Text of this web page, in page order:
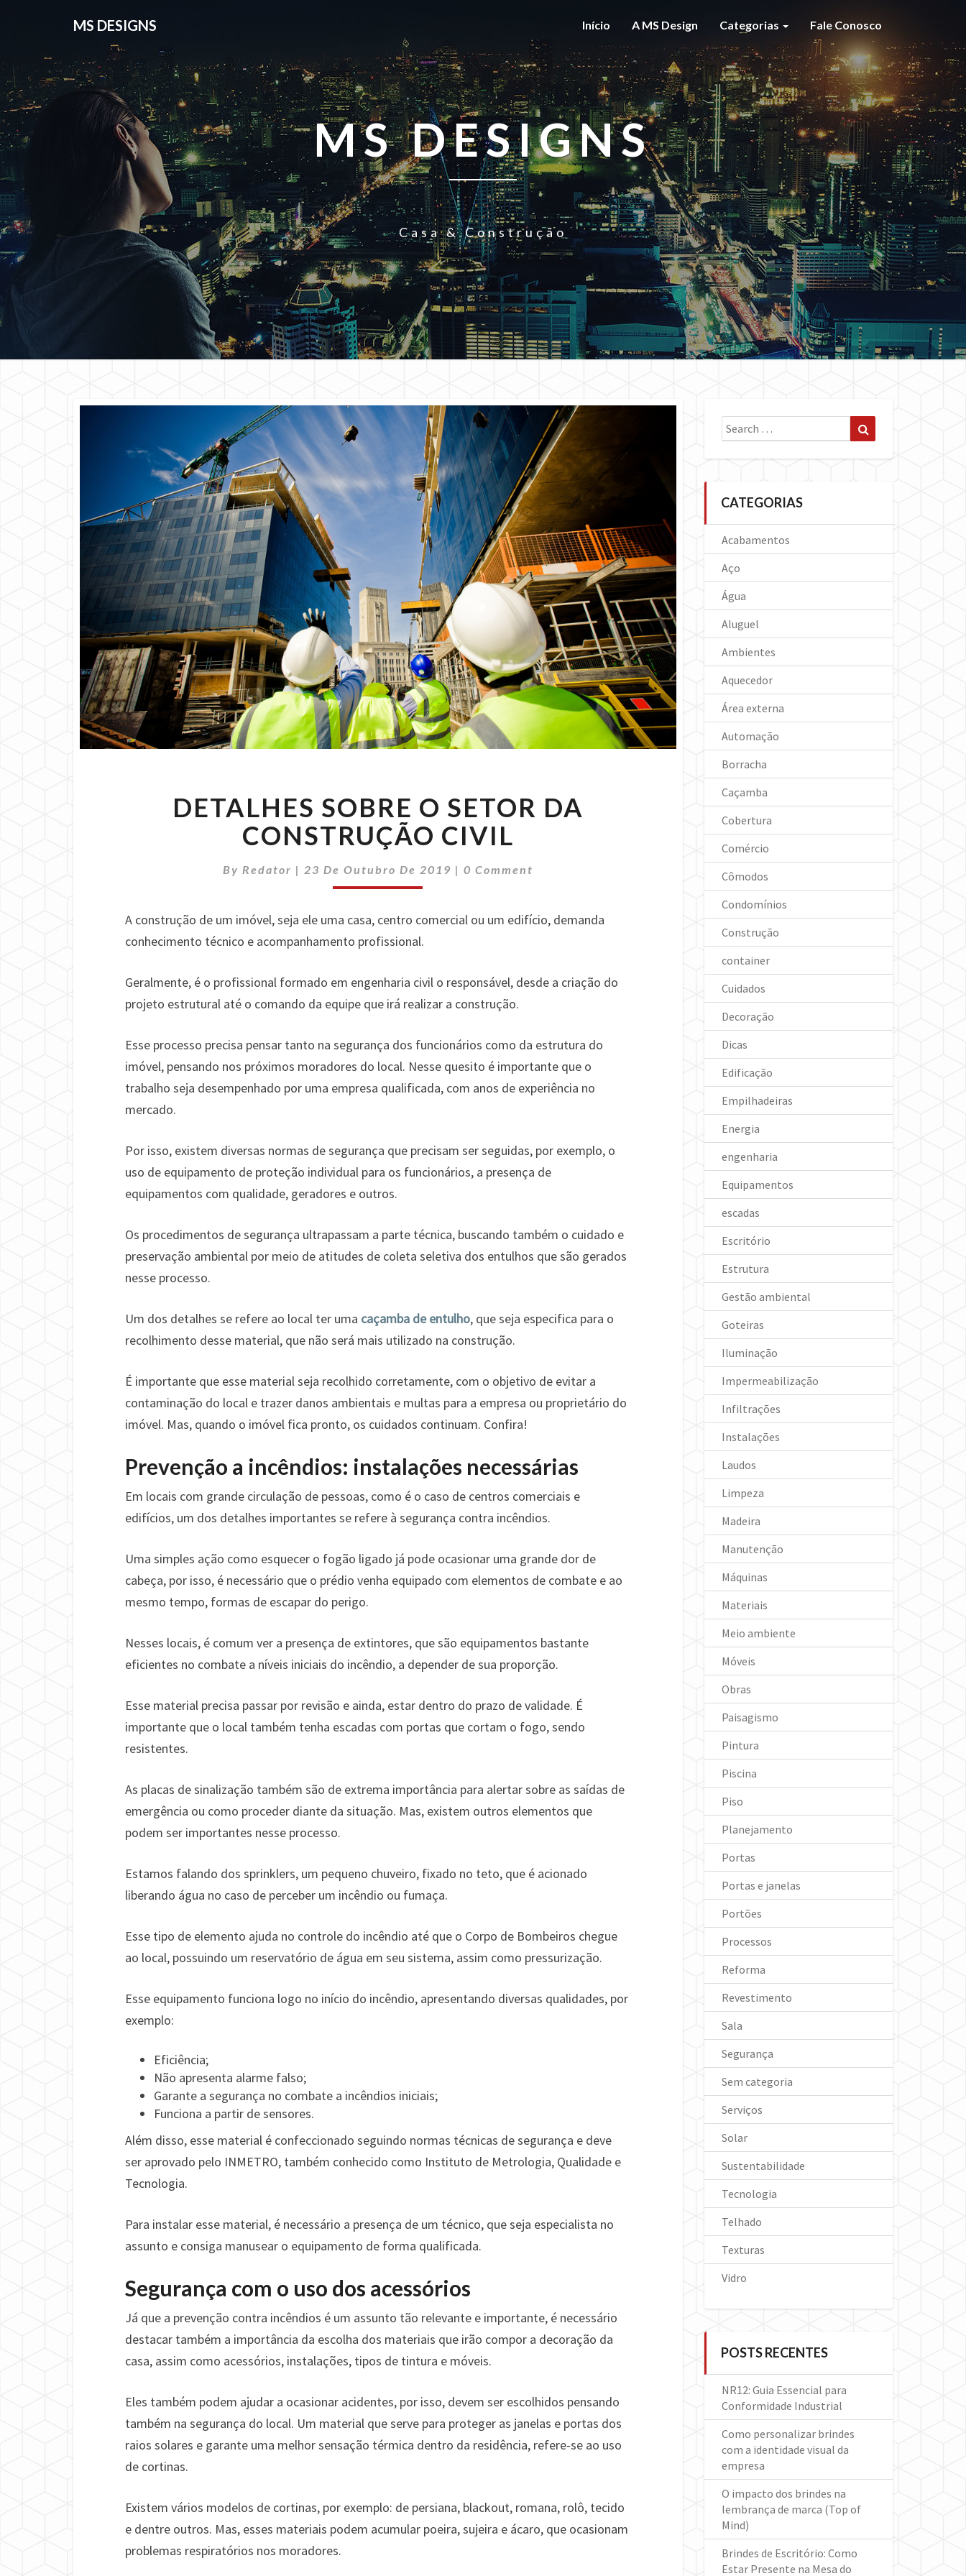
MS DESIGNS Início A MS Design Categorias Fale Conosco
MS DESIGNS
Casa & Construção
SOBRE
O
SETOR
CONSTRUÇÃO
DETALHES SOBRE O SETOR DA
CONSTRUÇÃO CIVIL
By Redator | 23 De Outubro De 2019 | Comments
0 Comment
A construção de um imóvel, seja ele uma casa, centro comercial ou um edifício, demanda
conhecimento técnico e acompanhamento profissional.
Geralmente, é o profissional formado em engenharia civil o responsável, desde a criação do
projeto estrutural até o comando da equipe que irá realizar a construção.
Esse processo precisa pensar tanto na segurança dos funcionários como da estrutura do
imóvel, pensando nos próximos moradores do local. Nesse quesito é importante que o
trabalho seja desempenhado por uma empresa qualificada, com anos de experiência no
mercado.
Por isso, existem diversas normas de segurança que precisam ser seguidas, por exemplo, o
uso de equipamento de proteção individual para os funcionários, a presença de
equipamentos com qualidade, geradores e outros.
Os procedimentos de segurança ultrapassam a parte técnica, buscando também o cuidado e
preservação ambiental por meio de atitudes de coleta seletiva dos entulhos que são gerados
nesse processo.
Um dos detalhes se refere ao local ter uma caçamba de entulho, que seja especifica para o
recolhimento desse material, que não será mais utilizado na construção.
É importante que esse material seja recolhido corretamente, com o objetivo de evitar a
contaminação do local e trazer danos ambientais e multas para a empresa ou proprietário do
imóvel. Mas, quando o imóvel fica pronto, os cuidados continuam. Confira!
Prevenção a incêndios: instalações necessárias
Em locais com grande circulação de pessoas, como é o caso de centros comerciais e
edifícios, um dos detalhes importantes se refere à segurança contra incêndios.
Uma simples ação como esquecer o fogão ligado já pode ocasionar uma grande dor de
cabeça, por isso, é necessário que o prédio venha equipado com elementos de combate e ao
mesmo tempo, formas de escapar do perigo.
Nesses locais, é comum ver a presença de extintores, que são equipamentos bastante
eficientes no combate a níveis iniciais do incêndio, a depender de sua proporção.
Esse material precisa passar por revisão e ainda, estar dentro do prazo de validade. É
importante que o local também tenha escadas com portas que cortam o fogo, sendo
resistentes.
As placas de sinalização também são de extrema importância para alertar sobre as saídas de
emergência ou como proceder diante da situação. Mas, existem outros elementos que
podem ser importantes nesse processo.
Estamos falando dos sprinklers, um pequeno chuveiro, fixado no teto, que é acionado
liberando água no caso de perceber um incêndio ou fumaça.
Esse tipo de elemento ajuda no controle do incêndio até que o Corpo de Bombeiros chegue
ao local, possuindo um reservatório de água em seu sistema, assim como pressurização.
Esse equipamento funciona logo no início do incêndio, apresentando diversas qualidades, por
exemplo:
Eficiência;
Não apresenta alarme falso;
Garante a segurança no combate a incêndios iniciais;
Funciona a partir de sensores.
Além disso, esse material é confeccionado seguindo normas técnicas de segurança e deve
ser aprovado pelo INMETRO, também conhecido como Instituto de Metrologia, Qualidade e
Tecnologia.
Para instalar esse material, é necessário a presença de um técnico, que seja especialista no
assunto e consiga manusear o equipamento de forma qualificada.
Segurança com o uso dos acessórios
Já que a prevenção contra incêndios é um assunto tão relevante e importante, é necessário
destacar também a importância da escolha dos materiais que irão compor a decoração da
casa, assim como acessórios, instalações, tipos de tintura e móveis.
Eles também podem ajudar a ocasionar acidentes, por isso, devem ser escolhidos pensando
também na segurança do local. Um material que serve para proteger as janelas e portas dos
raios solares e garante uma melhor sensação térmica dentro da residência, refere-se ao uso
de cortinas.
Existem vários modelos de cortinas, por exemplo: de persiana, blackout, romana, rolô, tecido
e dentre outros. Mas, esses materiais podem acumular poeira, sujeira e ácaro, que ocasionam
problemas respiratórios nos moradores.
Search
for:
CATEGORIAS
Acabamentos
Aço
Água
Aluguel
Ambientes
Aquecedor
Área externa
Automação
Borracha
Caçamba
Cobertura
Comércio
Cômodos
Condomínios
Construção
container
Cuidados
Decoração
Dicas
Edificação
Empilhadeiras
Energia
engenharia
Equipamentos
escadas
Escritório
Estrutura
Gestão ambiental
Goteiras
Iluminação
Impermeabilização
Infiltrações
Instalações
Laudos
Limpeza
Madeira
Manutenção
Máquinas
Materiais
Meio ambiente
Móveis
Obras
Paisagismo
Pintura
Piscina
Piso
Planejamento
Portas
Portas e janelas
Portões
Processos
Reforma
Revestimento
Sala
Segurança
Sem categoria
Serviços
Solar
Sustentabilidade
Tecnologia
Telhado
Texturas
Vidro
POSTS RECENTES
NR12: Guia Essencial para
Conformidade Industrial
Como personalizar brindes
com a identidade visual da
empresa
O impacto dos brindes na
lembrança de marca (Top of
Mind)
Brindes de Escritório: Como
Estar Presente na Mesa do